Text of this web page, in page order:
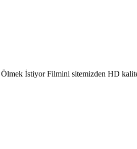
İstiyor Filmini sitemizden HD